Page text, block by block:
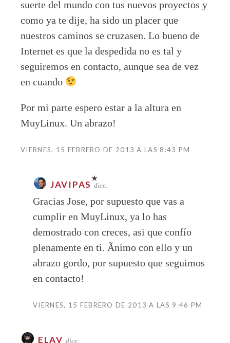
suerte del mundo con tus nuevos proyectos y
como ya te dije, ha sido un placer que
nuestros caminos se cruzasen. Lo bueno de
Internet es que la despedida no es tal y
seguiremos en contacto, aunque sea de vez
en cuando
Por mi parte espero estar a la altura en
MuyLinux. Un abrazo!
VIERNES, 15 FEBRERO DE 2013 A LAS 8:43 PM
JAVIPAS dice:
Gracias Jose, por supuesto que vas a
cumplir en MuyLinux, ya lo has
demostrado con creces, asi que confío
plenamente en ti. Ãnimo con ello y un
abrazo gordo, por supuesto que seguimos
en contacto!
VIERNES, 15 FEBRERO DE 2013 A LAS 9:46 PM
ELAV dice: